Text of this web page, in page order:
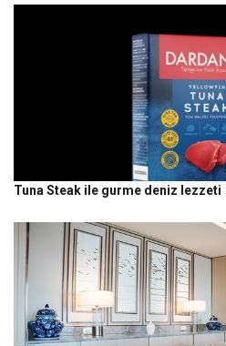
Tuna Steak ile gurme deniz lezzeti